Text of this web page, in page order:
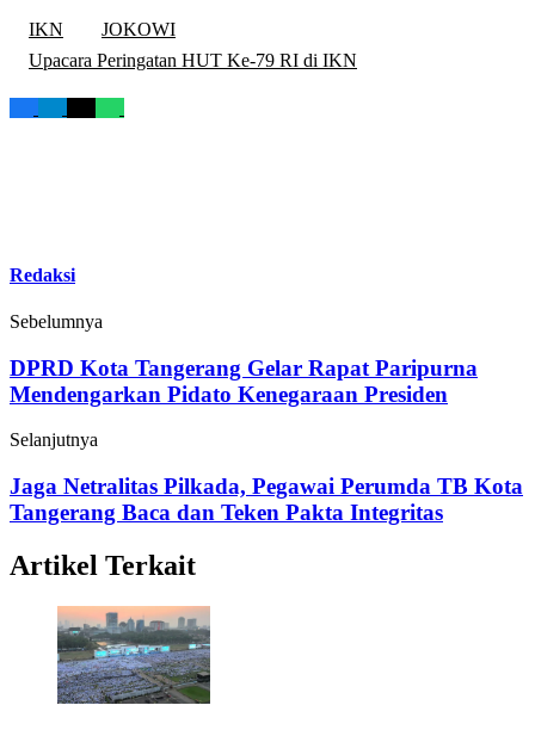
IKN
JOKOWI
Upacara Peringatan HUT Ke-79 RI di IKN
Redaksi
Sebelumnya
DPRD Kota Tangerang Gelar Rapat Paripurna
Mendengarkan Pidato Kenegaraan Presiden
Selanjutnya
Jaga Netralitas Pilkada, Pegawai Perumda TB Kota
Tangerang Baca dan Teken Pakta Integritas
Artikel Terkait